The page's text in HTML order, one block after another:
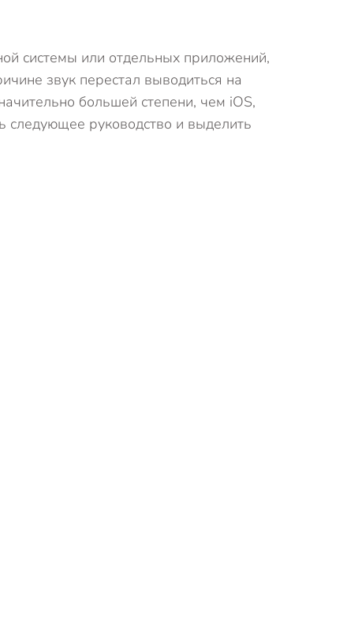
системы или отдельных приложений,
звук перестал выводиться на
большей степени, чем iOS,
следующее руководство и выделить